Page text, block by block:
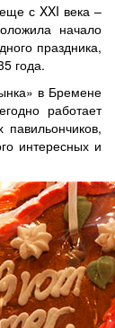
с XXI века –
начало
праздника,
года.
в Бремене
работает
павильончиков,
интересных и